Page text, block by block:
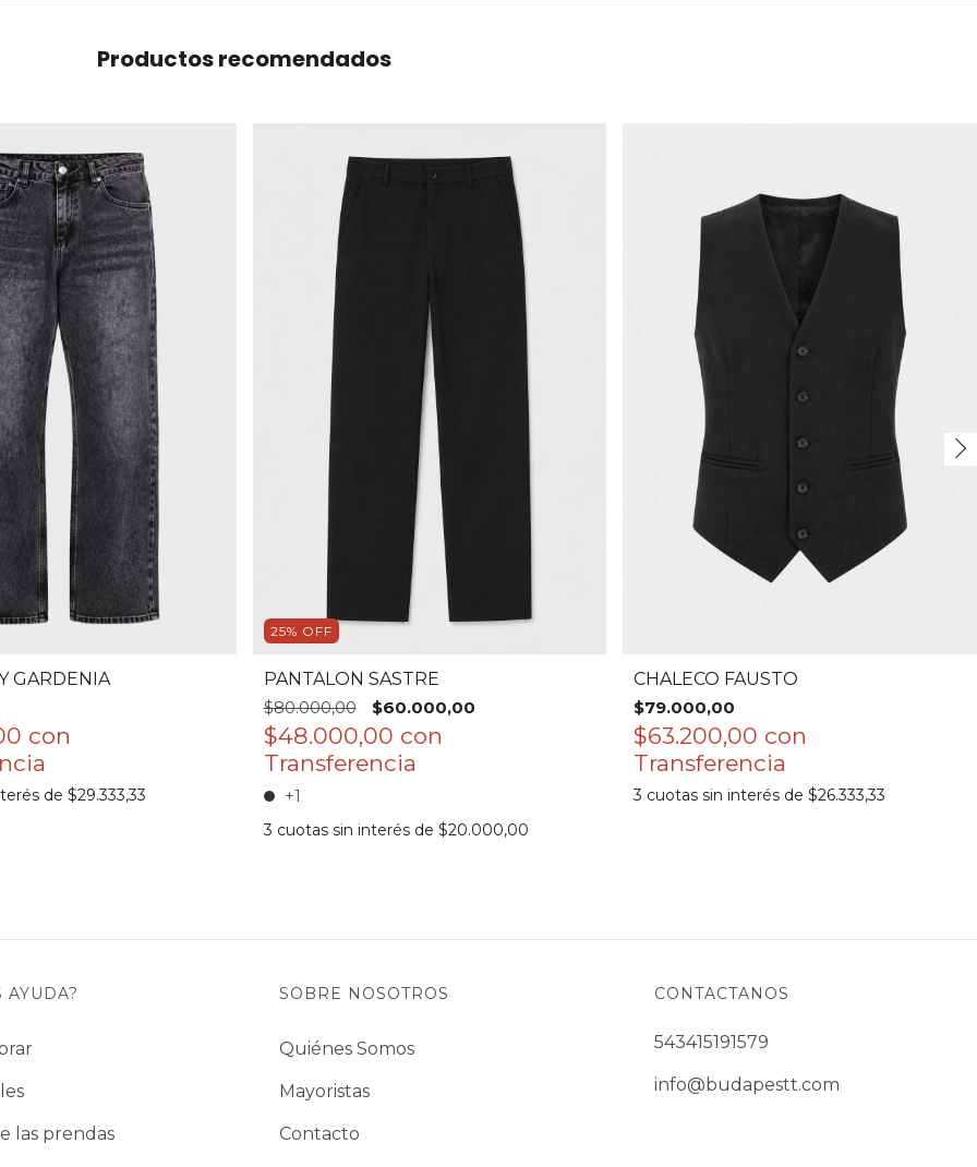
Productos recomendados
GARDENIA
con
de $29.333,33
25% OFF
PANTALON SASTRE
$80.000,00
$60.000,00
$48.000,00 con
+1
3 cuotas sin interés de $20.000,00
CHALECO FAUSTO
$79.000,00
$63.200,00 con
3 cuotas sin interés de$26.333,33
AYUDA?
las prendas
SOBRE NOSOTROS
Quiénes Somos
Mayoristas
Contacto
CONTACTANOS
543415191579
info@budapestt.com